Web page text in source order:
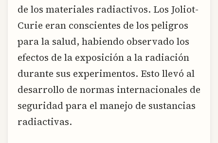
de los materiales radiactivos. Los Joliot-
Curie eran conscientes de los peligros
para la salud, habiendo observado los
efectos de la exposición a la radiación
durante sus experimentos. Esto llevó al
desarrollo de normas internacionales de
seguridad para el manejo de sustancias
radiactivas.